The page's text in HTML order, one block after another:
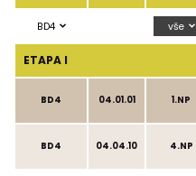
BD4 vše
ETAPA I
BD4 04.01.01 1.NP
BD4 04.04.10 4.NP